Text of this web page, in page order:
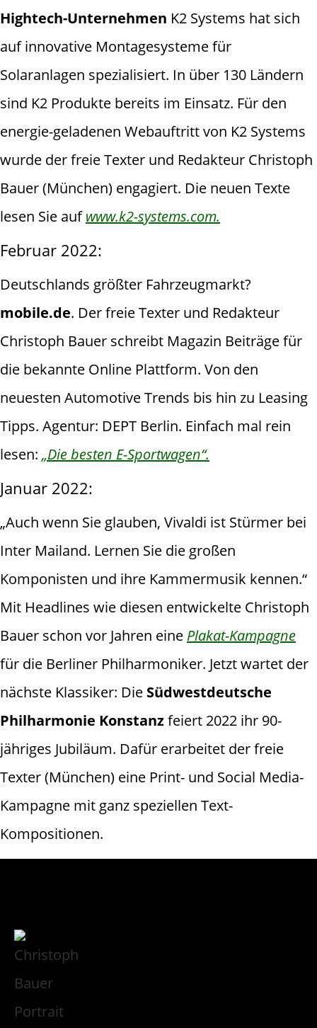
Hightech-Unternehmen K2 Systems hat sich
auf innovative Montagesysteme für
Solaranlagen spezialisiert. In über 130 Ländern
sind K2 Produkte bereits im Einsatz. Für den
energie-geladenen Webauftritt von K2 Systems
wurde der freie Texter und Redakteur Christoph
Bauer (München) engagiert. Die neuen Texte
lesen Sie aufwww.k2-systems.com.
Februar 2022:
Deutschlands größter Fahrzeugmarkt?
mobile.de. Der freie Texter und Redakteur
Christoph Bauer schreibt Magazin Beiträge für
die bekannte Online Plattform. Von den
neuesten Automotive Trends bis hin zu Leasing
Tipps. Agentur: DEPT Berlin. Einfach mal rein
lesen: „Die besten E-Sportwagen“.
Januar 2022:
„Auch wenn Sie glauben, Vivaldi ist Stürmer bei
Inter Mailand. Lernen Sie die großen
Komponisten und ihre Kammermusik kennen.“
Mit Headlines wie diesen entwickelte Christoph
Bauer schon vor Jahren eine Plakat-Kampagne
für die Berliner Philharmoniker. Jetzt wartet der
nächste Klassiker: Die Südwestdeutsche
Philharmonie Konstanzfeiert 2022 ihr 90-
jähriges Jubiläum. Dafür erarbeitet der freie
Texter (München) eine Print- und Social Media-
Kampagne mit ganz speziellen Text-
Kompositionen.